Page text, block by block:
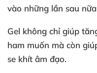
vào những lần sau
Gel không chỉ giúp
ham muốn mà còn
se khít âm đạo.